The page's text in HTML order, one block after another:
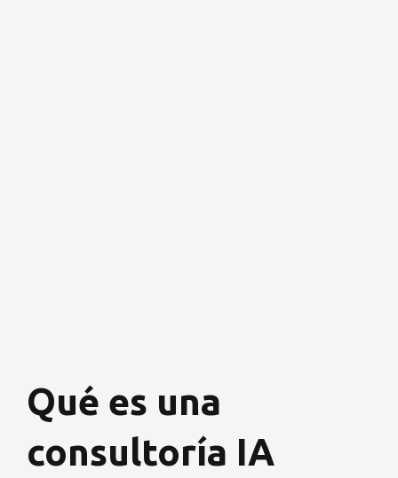
reducir tareas repetitivas en tu negocio.
Qué es una
consultoría IA